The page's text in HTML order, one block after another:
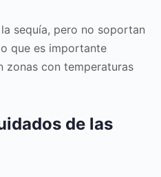
sequía, pero no soportan
que es importante
zonas con temperaturas
de las